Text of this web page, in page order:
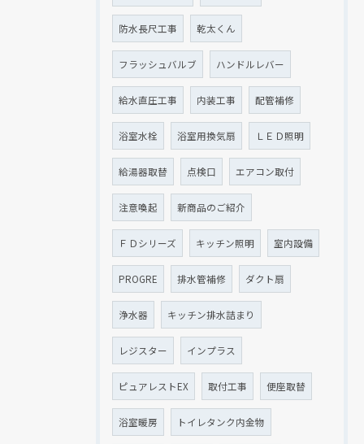
防水長尺工事 乾太くん
フラッシュバルブ ハンドルレバー
給水直圧工事 内装工事 配管補修
浴室水栓 浴室用換気扇 ＬＥＤ照明
給湯器取替 点検口 エアコン取付
注意喚起 新商品のご紹介
ＦＤシリーズ キッチン照明 室内設備
PROGRE 排水管補修 ダクト扇
浄水器 キッチン排水詰まり
レジスター インプラス
ピュアレストEX 取付工事 便座取替
浴室暖房 トイレタンク内金物